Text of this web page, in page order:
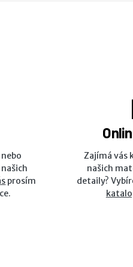
prosím
Zajímá vás
našich
detaily?